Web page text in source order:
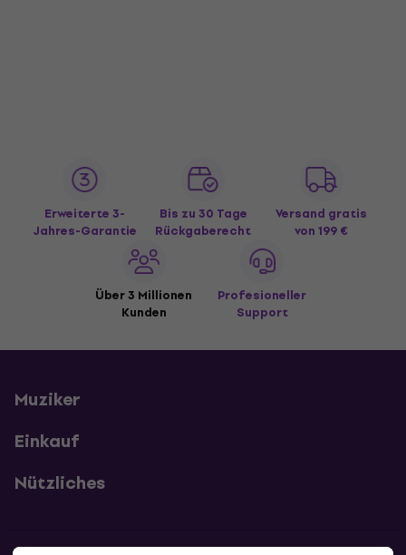
Erweiterte 3-
Jahres-Garantie
Bis zu 30 Tage
Rückgaberecht
Versand gratis
von 199 €
Über 3 Millionen
Kunden
Profesioneller
Support
Muziker
Einkauf
Nützliches